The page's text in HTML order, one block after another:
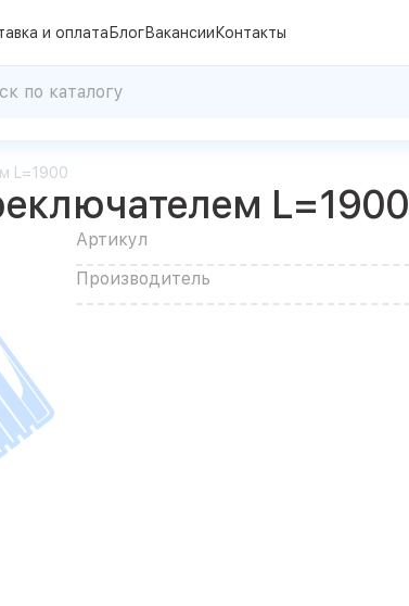
и оплата БлогВакансии Контакты
L=1900
L=1900
Артикул
Производитель